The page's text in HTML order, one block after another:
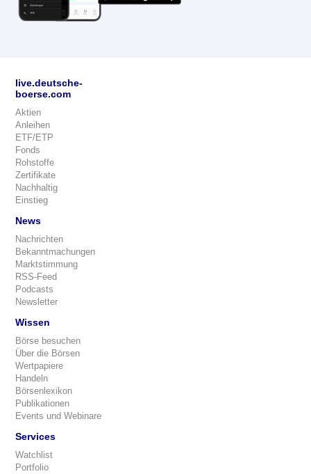
live.deutsche-
boerse.com
Aktien
Anleihen
ETF/ETP
Fonds
Rohstoffe
Zertifikate
Nachhaltig
Einstieg
News
Nachrichten
Bekanntmachungen
Marktstimmung
RSS-Feed
Podcasts
Newsletter
Wissen
Börse besuchen
Über die Börsen
Wertpapiere
Handeln
Börsenlexikon
Publikationen
Events und Webinare
Services
Watchlist
Portfolio